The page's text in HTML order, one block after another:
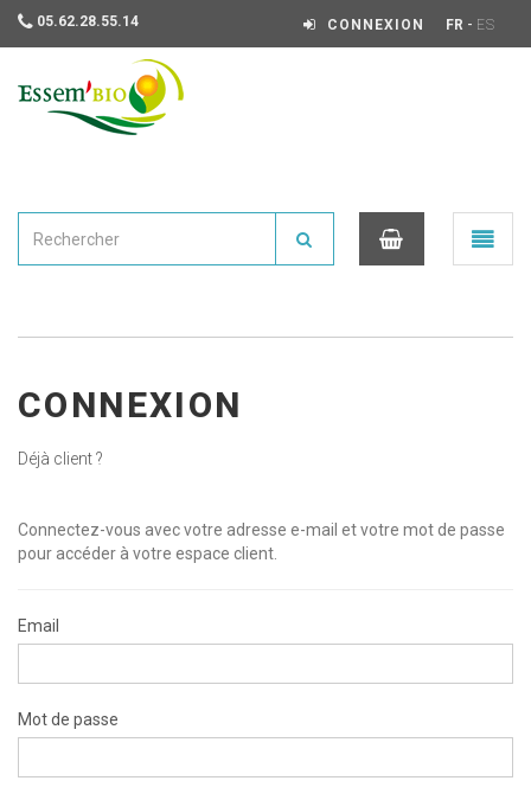
05.62.28.55.14 CONNEXION FR - ES
Ouvrir
le
CONNEXION
Déjà client ?
Connectez-vous avec votre adresse e-mail et votre mot de passe
pour accéder à votre espace client.
Email
Mot de passe